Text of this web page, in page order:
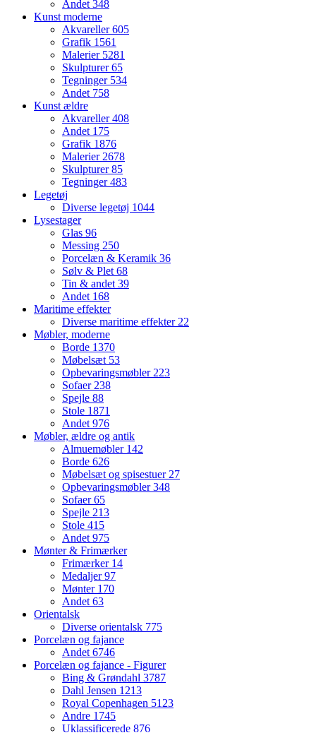
Andet348
Kunst moderne
Akvareller605
Grafik 1561
Malerier 5281
Skulpturer65
Tegninger 534
Andet 758
Kunst ældre
Akvareller408
Andet 175
Grafik 1876
Malerier2678
Skulpturer85
Tegninger483
Legetøj
Diverse legetøj 1044
Lysestager
Glas 96
Messing 250
Porcelæn & Keramik 36
Sølv & Plet68
Tin & andet39
Andet 168
Maritime effekter
Diverse maritime effekter22
Møbler, moderne
Borde 1370
Møbelsæt 53
Opbevaringsmøbler223
Sofaer238
Spejle 88
Stole 1871
Andet976
Møbler, ældre og antik
Almuemøbler 142
Borde 626
Møbelsæt og spisestuer27
Opbevaringsmøbler348
Sofaer65
Spejle 213
Stole 415
Andet975
Mønter & Frimærker
Frimærker 14
Medaljer97
Mønter 170
Andet63
Orientalsk
Diverse orientalsk 775
Porcelæn og fajance
Andet6746
Porcelæn og fajance - Figurer
Bing & Grøndahl 3787
Dahl Jensen 1213
Royal Copenhagen 5123
Andre 1745
Uklassificerede 876